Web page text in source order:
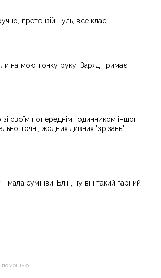
претензій нуль, все клас
на мою тонку руку. Заряд тримає
своїм попереднім годинником іншої
точні, жодних дивних "зрізань"
сумніви. Блін, ну він такий гарний,
помощью